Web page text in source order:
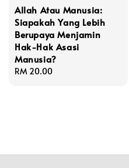
Allah Atau Manusia:
Siapakah Yang Lebih
Berupaya Menjamin
Hak-Hak Asasi
Manusia?
Regular
RM 20.00